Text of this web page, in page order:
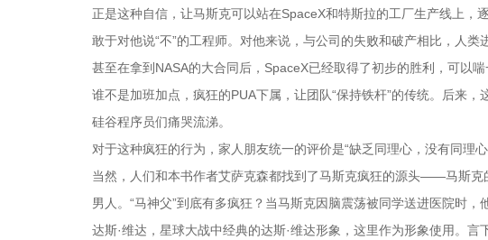
正是这种自信，让马斯克可以站在SpaceX和特斯拉的工厂生产线上
敢于对他说“不”的工程师。对他来说，与公司的失败和破产相比，人类
甚至在拿到NASA的大合同后，SpaceX已经取得了初步的胜利，可以
谁不是加班加点，疯狂的PUA下属，让团队“保持铁杆”的传统。后来
硅谷程序员们痛哭流涕。
对于这种疯狂的行为，家人朋友统一的评价是“缺乏同理心，没有同理
当然，人们和本书作者艾萨克森都找到了马斯克疯狂的源头——马斯
男人。“马神父”到底有多疯狂？当马斯克因脑震荡被同学送进医院时，
达斯·维达，星球大战中经典的达斯·维达形象，这里作为形象使用。